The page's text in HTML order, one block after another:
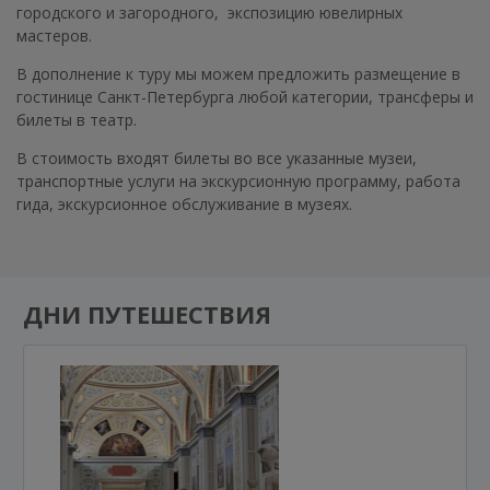
городского и загородного, экспозицию ювелирных
мастеров.
В дополнение к туру мы можем предложить размещение в
гостинице Санкт-Петербурга любой категории, трансферы и
билеты в театр.
В стоимость входят билеты во все указанные музеи,
транспортные услуги на экскурсионную программу, работа
гида, экскурсионное обслуживание в музеях.
ДНИ ПУТЕШЕСТВИЯ